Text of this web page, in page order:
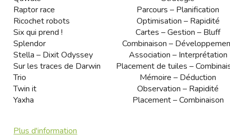
Raptor race
Parcours – Planification
Ricochet robots
Optimisation – Rapidité
Six qui prend !
Cartes – Gestion – Bluff
Splendor
Combinaison –
Stella – Dixit Odyssey
Association – Interprétation
Sur les traces de Darwin
Placement de tuiles –
Trio
Mémoire – Déduction
Twin it
Observation – Rapidité
Yaxha
Placement – Combinaison
Plus d'information